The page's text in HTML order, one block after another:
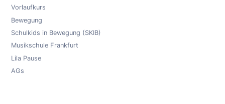
Vorlaufkurs
Bewegung
Schulkids in Bewegung (SKIB)
Musikschule Frankfurt
Lila Pause
AGs